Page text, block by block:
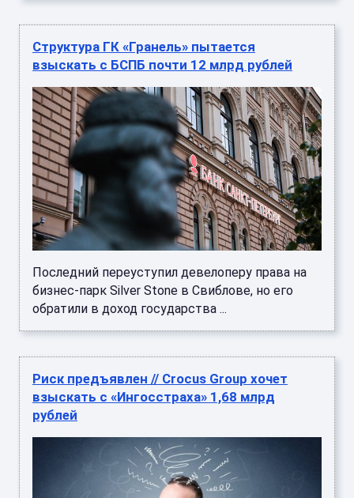
Структура ГК «Гранель» пытается
взыскать с БСПБ почти 12 млрд рублей
Последний переуступил девелоперу права на
бизнес-парк Silver Stone в Свиблове, но его
обратили в доход государства ...
Риск предъявлен // Crocus Group хочет
взыскать с «Ингосстраха» 1,68 млрд
рублей